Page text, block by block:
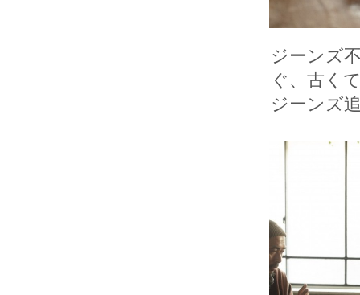
ジーンズ
ぐ、古く
ジーンズ